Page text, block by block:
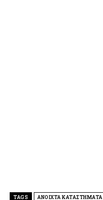
TAGS ΑΝΟΙΧΤΑ ΚΑΤΑΣΤΗΜΑΤΑ